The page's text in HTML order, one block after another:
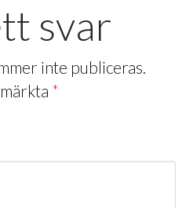
svar
inte publiceras.
*